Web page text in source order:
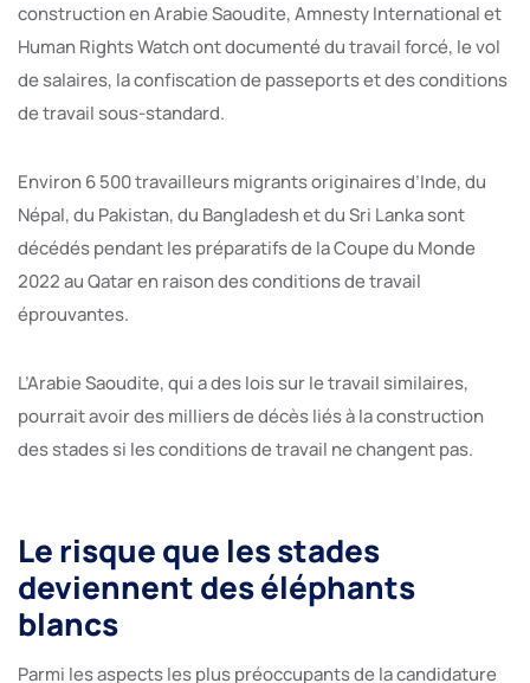
construction en Arabie Saoudite, Amnesty International et
Human Rights Watch ont documenté du travail forcé, le vol
de salaires, la confiscation de passeports et des conditions
de travail sous-standard.
Environ 6 500 travailleurs migrants originaires d’Inde, du
Népal, du Pakistan, du Bangladesh et du Sri Lanka sont
décédés pendant les préparatifs de la Coupe du Monde
2022 au Qatar en raison des conditions de travail
éprouvantes.
L’Arabie Saoudite, qui a des lois sur le travail similaires,
pourrait avoir des milliers de décès liés à la construction
des stades si les conditions de travail ne changent pas.
Le risque que les stades
deviennent des éléphants
blancs
Parmi les aspects les plus préoccupants de la candidature